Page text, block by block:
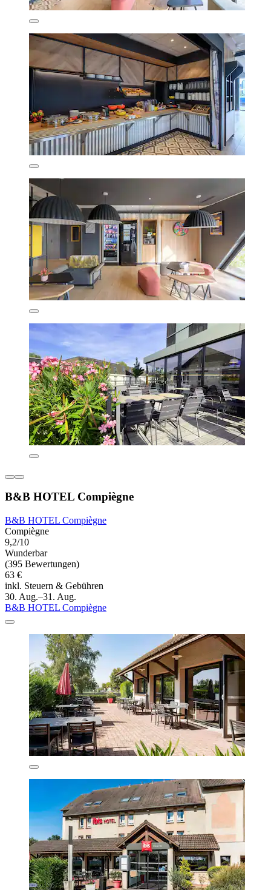
B&B HOTEL Compiègne
B&B HOTEL Compiègne
Compiègne
9,2/10
Wunderbar
(395 Bewertungen)
63 €
inkl. Steuern & Gebühren
30. Aug.–31. Aug.
B&B HOTEL Compiègne